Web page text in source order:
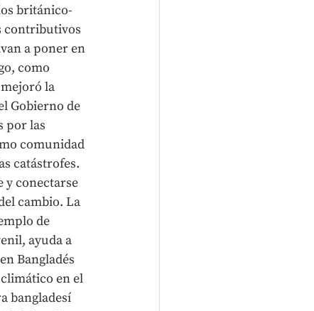
británico-
contributivos
a poner en
como
la
Gobierno de
por las
comunidad
catástrofes.
y conectarse
cambio. La
de
ayuda a
Bangladés
en el
bangladesí